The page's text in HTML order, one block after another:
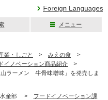
Foreign Languages
メニュー
業・しごと > みえの食 >
イノベーション商品紹介 >
ラーメン 牛骨味噌味」を発売しま
産部 > フードイノベーション課